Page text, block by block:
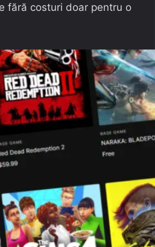
fără costuri doar pentru o